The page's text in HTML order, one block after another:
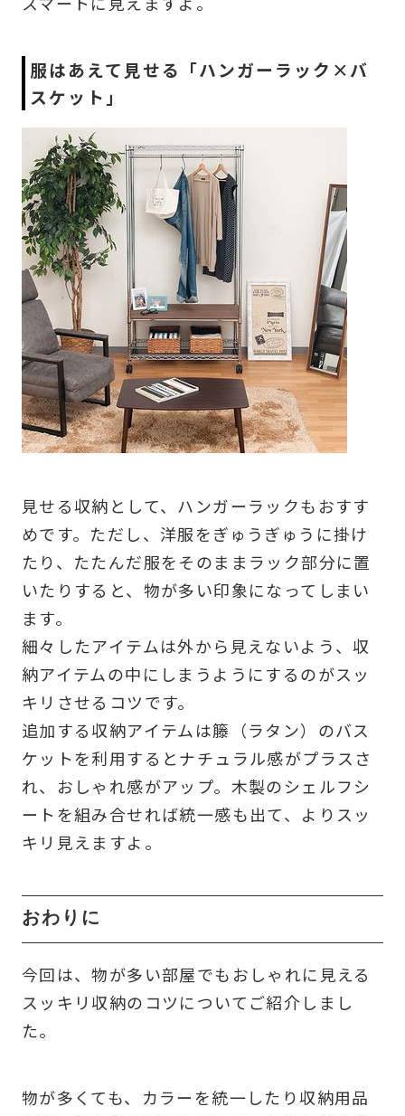
服はあえて見せる「ハンガーラック×バ
スケット」
見せる収納として、ハンガーラックもおすす
めです。ただし、洋服をぎゅうぎゅうに掛け
たり、たたんだ服をそのままラック部分に置
いたりすると、物が多い印象になってしまい
ます。
細々したアイテムは外から見えないよう、収
納アイテムの中にしまうようにするのがスッ
キリさせるコツです。
追加する収納アイテムは籐（ラタン）のバス
ケットを利用するとナチュラル感がプラスさ
れ、おしゃれ感がアップ。木製のシェルフシ
ートを組み合せれば統一感も出て、よりスッ
キリ見えますよ。
おわりに
今回は、物が多い部屋でもおしゃれに見える
スッキリ収納のコツについてご紹介しまし
た。
物が多くても、カラーを統一したり収納用品